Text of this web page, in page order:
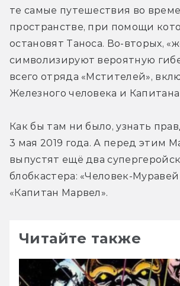
те самые путешествия во
пространстве, при помощи
остановят Таноса. Во-вторых,
символизируют вероятную
всего отряда «Мстителей»,
Железного человека и
Как бы там ни было, узнать
3 мая 2019 года. А перед этим
выпустят ещё два
блобкастера: «Человек-
«Капитан Марвел».
Читайте также